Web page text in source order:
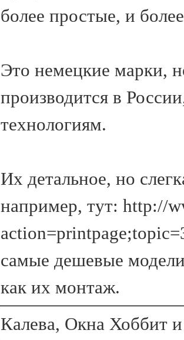
более простые, и
Это немецкие марки,
производится в
технологиям.
Их детальное, но
например, тут: http://
самые дешевые
как их монтаж.
Калева, Окна Хоббит